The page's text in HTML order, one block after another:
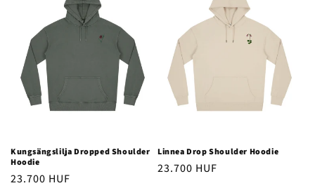
Kungsängslilja Dropped Shoulder
Hoodie
Ordinarie
23.700 HUF
Linnea Drop Shoulder Hoodie
Ordinarie
23.700 HUF